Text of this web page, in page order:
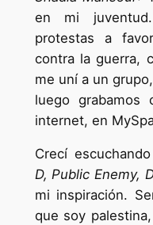
en mi
protestas a
contra la guerra,
me uní a un
luego grabamos
internet, en
Crecí
D, Public Enemy,
mi inspiración.
que soy